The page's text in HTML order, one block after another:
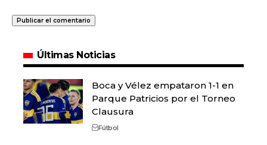
Últimas Noticias
Boca y Vélez empataron 1-1 en
Parque Patricios por el Torneo
Clausura
Fútbol